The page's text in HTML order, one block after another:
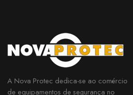
A Nova Protec dedica-se ao comércio
de equipamentos de segurança no